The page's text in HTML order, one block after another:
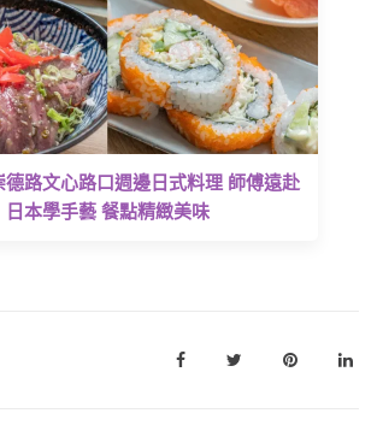
德路文心路口週邊日式料理 師傅遠赴
日本學手藝 餐點精緻美味